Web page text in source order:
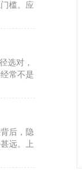
槛。应
选对，
常不是
后，隐
远。上